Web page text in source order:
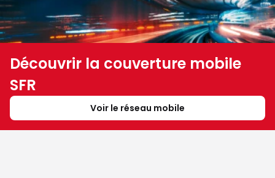
Découvrir la couverture mobile
SFR
Voir le réseau mobile